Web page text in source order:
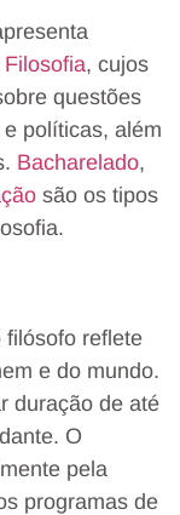
Filosofia, cujos
questões
políticas, além
Bacharelado,
são os tipos
filósofo reflete
e do mundo.
duração de até
O
pela
programas de